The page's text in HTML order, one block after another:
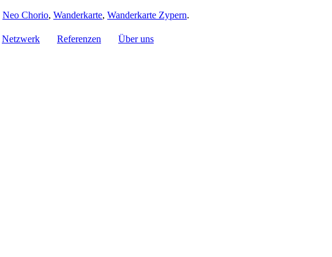
Neo Chorio, Wanderkarte, Wanderkarte Zypern.
Netzwerk Referenzen Über uns